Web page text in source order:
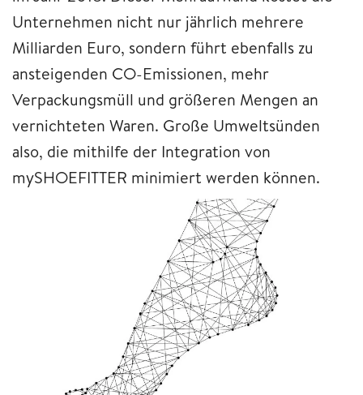
Unternehmen nicht nur jährlich mehrere
Milliarden Euro, sondern führt ebenfalls zu
ansteigenden CO-Emissionen, mehr
Verpackungsmüll und größeren Mengen an
vernichteten Waren. Große Umweltsünden
also, die mithilfe der Integration von
mySHOEFITTER minimiert werden können.